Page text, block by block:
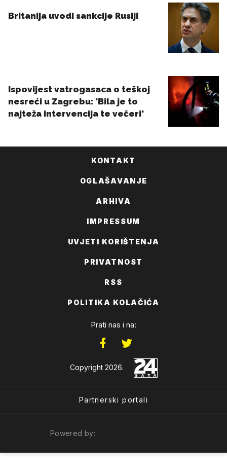
KONTAKT
OGLAŠAVANJE
ARHIVA
IMPRESSUM
UVJETI KORIŠTENJA
PRIVATNOST
RSS
POLITIKA KOLAČIĆA
Prati nas i na:
Copyright 2026.
Partnerski portali
Powered by: